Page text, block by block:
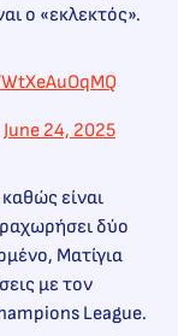
ο «εκλεκτός».
June 24, 2025
είναι
δύο
Mατίγια
με τον
League.